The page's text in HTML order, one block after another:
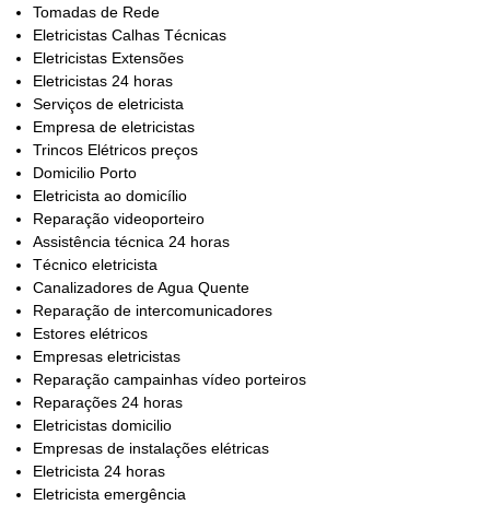
Tomadas de Rede
Eletricistas Calhas Técnicas
Eletricistas Extensões
Eletricistas 24 horas
Serviços de eletricista
Empresa de eletricistas
Trincos Elétricos preços
Domicilio Porto
Eletricista ao domicílio
Reparação videoporteiro
Assistência técnica 24 horas
Técnico eletricista
Canalizadores de Agua Quente
Reparação de intercomunicadores
Estores elétricos
Empresas eletricistas
Reparação campainhas vídeo porteiros
Reparações 24 horas
Eletricistas domicilio
Empresas de instalações elétricas
Eletricista 24 horas
Eletricista emergência